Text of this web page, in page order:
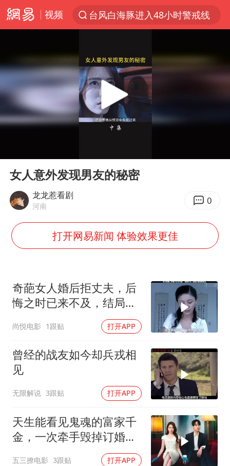
视频
台风白海豚进入48小时警戒线
中方回应是否在太平洋海底开采稀土
台风白海豚影响中国已成定局
看守所辅警收受10万获刑1年
U17国足1分钟轰2球
我国编制完成新版全月地质图
深圳地面沉降致车辆损坏系谣言
中国“五箭齐发”反制美国
首次证实！“胶球”存在
感觉全东北都在等7号
泰国一女公务员妆容引争议 本人回应
奋进开新局 实干挑大梁
Play
女人意外发现男友的秘密
龙龙惹看剧
河南 0
打开网易新闻 体验效果更佳
奇葩女人婚后拒丈夫，后
悔之时已来不及，结局令
尚悦电影 1跟贴 打开APP
曾经的战友如今却兵戎相
见
无限解说 3跟贴 打开APP
天生能看见鬼魂的富家千
金，一次牵手毁掉订婚典
五三撩电影 3跟贴 打开APP